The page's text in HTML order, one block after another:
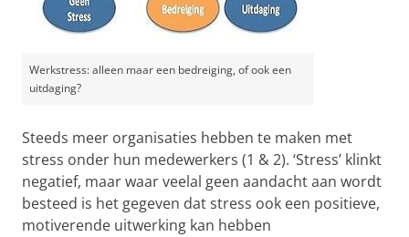
Werkstress: alleen maar een bedreiging, of ook een
uitdaging?
Steeds meer organisaties hebben te maken met
stress onder hun medewerkers (1 & 2). ‘Stress’ klinkt
negatief, maar waar veelal geen aandacht aan wordt
besteed is het gegeven dat stress ook een positieve,
motiverende uitwerking kan hebben